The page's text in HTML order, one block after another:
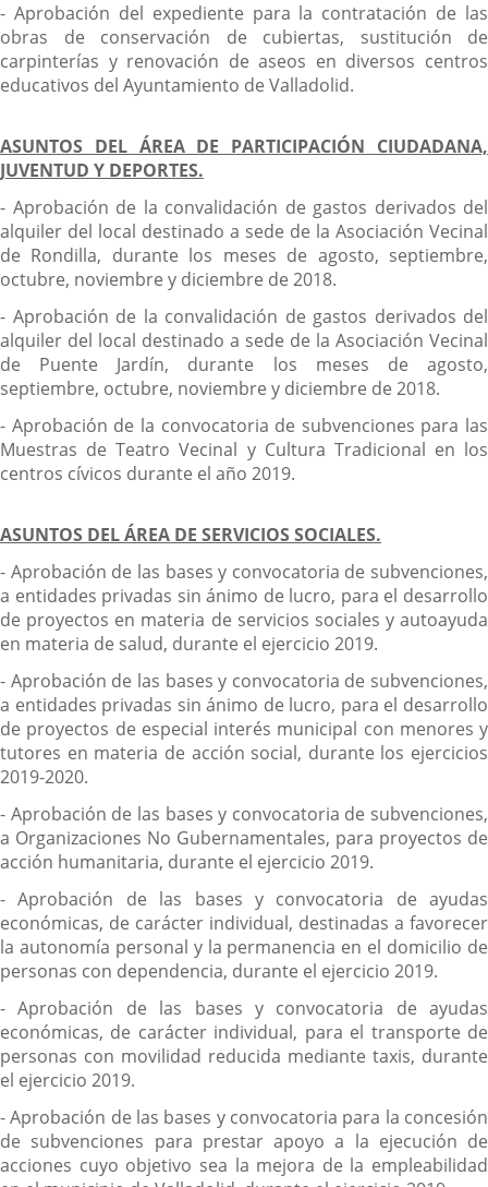
- Aprobación del expediente para la contratación de las
obras de conservación de cubiertas, sustitución de
carpinterías y renovación de aseos en diversos centros
educativos del Ayuntamiento de Valladolid.
ASUNTOS DEL ÁREA DE PARTICIPACIÓN CIUDADANA,
JUVENTUD Y DEPORTES.
- Aprobación de la convalidación de gastos derivados del
alquiler del local destinado a sede de la Asociación Vecinal
de Rondilla, durante los meses de agosto, septiembre,
octubre, noviembre y diciembre de 2018.
- Aprobación de la convalidación de gastos derivados del
alquiler del local destinado a sede de la Asociación Vecinal
de Puente Jardín, durante los meses de agosto,
septiembre, octubre, noviembre y diciembre de 2018.
- Aprobación de la convocatoria de subvenciones para las
Muestras de Teatro Vecinal y Cultura Tradicional en los
centros cívicos durante el año 2019.
ASUNTOS DEL ÁREA DE SERVICIOS SOCIALES.
- Aprobación de las bases y convocatoria de subvenciones,
a entidades privadas sin ánimo de lucro, para el desarrollo
de proyectos en materia de servicios sociales y autoayuda
en materia de salud, durante el ejercicio 2019.
- Aprobación de las bases y convocatoria de subvenciones,
a entidades privadas sin ánimo de lucro, para el desarrollo
de proyectos de especial interés municipal con menores y
tutores en materia de acción social, durante los ejercicios
2019-2020.
- Aprobación de las bases y convocatoria de subvenciones,
a Organizaciones No Gubernamentales, para proyectos de
acción humanitaria, durante el ejercicio 2019.
- Aprobación de las bases y convocatoria de ayudas
económicas, de carácter individual, destinadas a favorecer
la autonomía personal y la permanencia en el domicilio de
personas con dependencia, durante el ejercicio 2019.
- Aprobación de las bases y convocatoria de ayudas
económicas, de carácter individual, para el transporte de
personas con movilidad reducida mediante taxis, durante
el ejercicio 2019.
- Aprobación de las bases y convocatoria para la concesión
de subvenciones para prestar apoyo a la ejecución de
acciones cuyo objetivo sea la mejora de la empleabilidad